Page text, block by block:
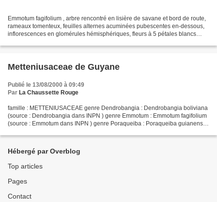
Emmotum fagifolium , arbre rencontré en lisière de savane et bord de route,
rameaux tomenteux, feuilles alternes acuminées pubescentes en-dessous,
inflorescences en glomérules hémisphériques, fleurs à 5 pétales blancs
Metteniusaceae de Guyane
Publié le 13/08/2000 à 09:49
Par La Chaussette Rouge
famille : METTENIUSACEAE genre Dendrobangia : Dendrobangia boliviana
(source : Dendrobangia dans INPN ) genre Emmotum : Emmotum fagifolium
(source : Emmotum dans INPN ) genre Poraqueiba : Poraqueiba guianensis
Hébergé par Overblog
Top articles
Pages
Contact